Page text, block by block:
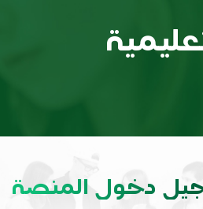
دخول المنصة